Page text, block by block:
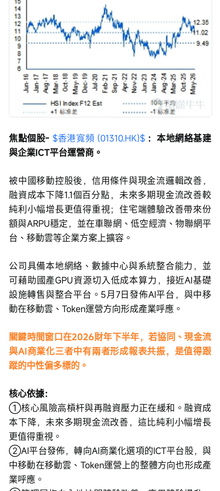
焦點個股- $香港寬頻 (01310.HK)$ ：本地網絡基建
與企業ICT平台運營商。
被中國移動控股後，信用條件與現金流邏輯改善，
融資成本下降1.1個百分點，未來多期現金流改善較
純利小幅增長更值得重視；住宅端體驗改善帶來份
額與ARPU穩定，並在車聯網、低空經濟、物聯網平
台、移動雲等企業方案上擴容。
公司具備本地網絡、數據中心與系統整合能力，並
可藉助國產GPU資源切入低成本算力，接近AI基礎
設施轉售與整合平台。5月7日發佈AI平台，與中移
動在移動雲、Token運營方向形成產業呼應。
關鍵時間窗口在2026財年下半年，若協同、現金流
與AI商業化三者中有兩者形成報表共振，是值得跟
蹤的中性偏多標的。
核心依據：
①核心風險高槓杆與再融資壓力正在緩和。融資成
本下降，未來多期現金流改善，這比純利小幅增長
更值得重視。
②AI平台發佈，轉向AI商業化選項的ICT平台股，與
中移動在移動雲、Token運營上的整體方向也形成產
業呼應。